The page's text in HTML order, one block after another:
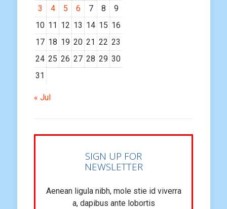
3
4 5 6 7 8
9
10 11 12 13 14 15 16
17 18 19 20 21 22 23
24 25 26 27 28 29 30
31
« Jul
SIGN UP FOR
NEWSLETTER
Aenean ligula nibh, mole stie id viverra
a, dapibus ante lobortis